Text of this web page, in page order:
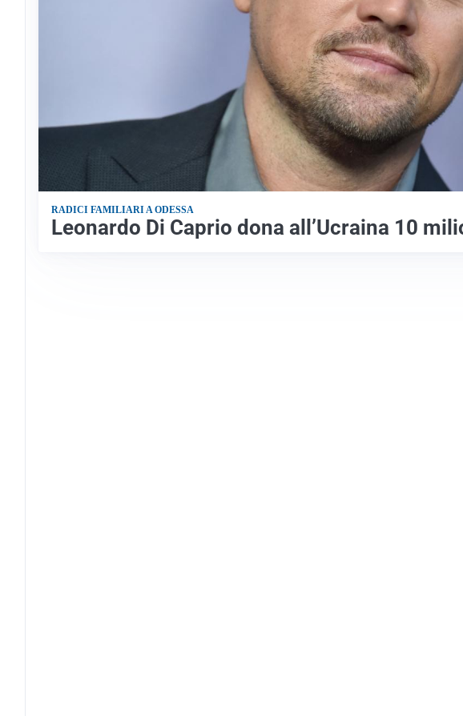
RADICI FAMILIARI A ODESSA
Leonardo Di Caprio dona all’Ucraina 10